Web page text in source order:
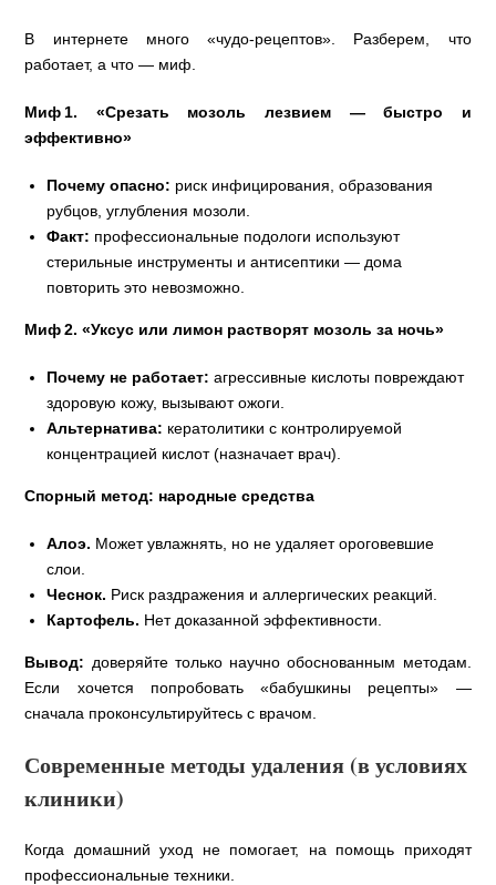
В интернете много «чудо‑рецептов». Разберем, что
работает, а что — миф.
Миф 1. «Срезать мозоль лезвием — быстро и
эффективно»
Почему опасно: риск инфицирования, образования
рубцов, углубления мозоли.
Факт: профессиональные подологи используют
стерильные инструменты и антисептики — дома
повторить это невозможно.
Миф 2. «Уксус или лимон растворят мозоль за ночь»
Почему не работает: агрессивные кислоты повреждают
здоровую кожу, вызывают ожоги.
Альтернатива: кератолитики с контролируемой
концентрацией кислот (назначает врач).
Спорный метод: народные средства
Алоэ. Может увлажнять, но не удаляет ороговевшие
слои.
Чеснок. Риск раздражения и аллергических реакций.
Картофель. Нет доказанной эффективности.
Вывод: доверяйте только научно обоснованным методам.
Если хочется попробовать «бабушкины рецепты» —
сначала проконсультируйтесь с врачом.
Современные методы удаления (в условиях
клиники)
Когда домашний уход не помогает, на помощь приходят
профессиональные техники.